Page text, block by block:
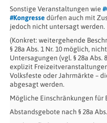
Sonstige Veranstaltungen wie
#Kongresse dürfen auch mit
jedoch nicht untersagt werden.
(Konkret: weitergehende
§ 28a Abs. 1 Nr. 10 möglich,
Untersagungen (vgl. § 28a Abs.
explizit
Volksfeste oder Jahrmärkte –
abgesagt werden.
Mögliche Einschränkungen für
Abstandsgebote nach § 28a